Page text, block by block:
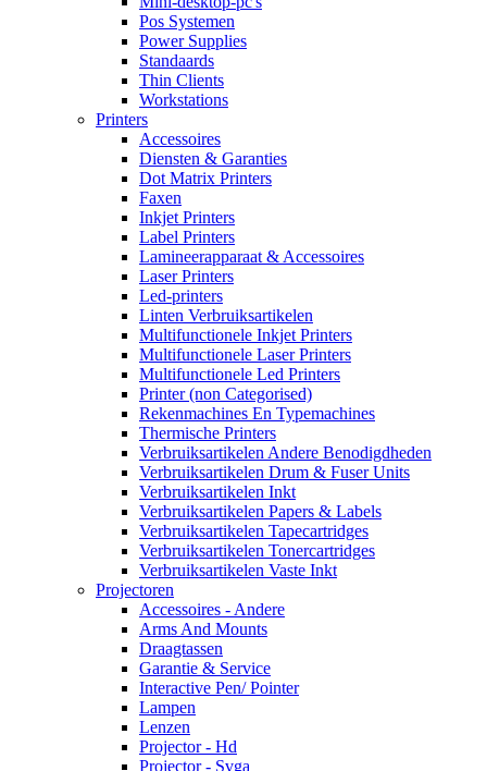
Pos Systemen
Power Supplies
Standaards
Thin Clients
Workstations
Printers
Accessoires
Diensten & Garanties
Dot Matrix Printers
Faxen
Inkjet Printers
Label Printers
Lamineerapparaat & Accessoires
Laser Printers
Led-printers
Linten Verbruiksartikelen
Multifunctionele Inkjet Printers
Multifunctionele Laser Printers
Multifunctionele Led Printers
Printer (non Categorised)
Rekenmachines En Typemachines
Thermische Printers
Verbruiksartikelen Andere Benodigdheden
Verbruiksartikelen Drum & Fuser Units
Verbruiksartikelen Inkt
Verbruiksartikelen Papers & Labels
Verbruiksartikelen Tapecartridges
Verbruiksartikelen Tonercartridges
Verbruiksartikelen Vaste Inkt
Projectoren
Accessoires - Andere
Arms And Mounts
Draagtassen
Garantie & Service
Interactive Pen/ Pointer
Lampen
Lenzen
Projector - Hd
Projector - Svga